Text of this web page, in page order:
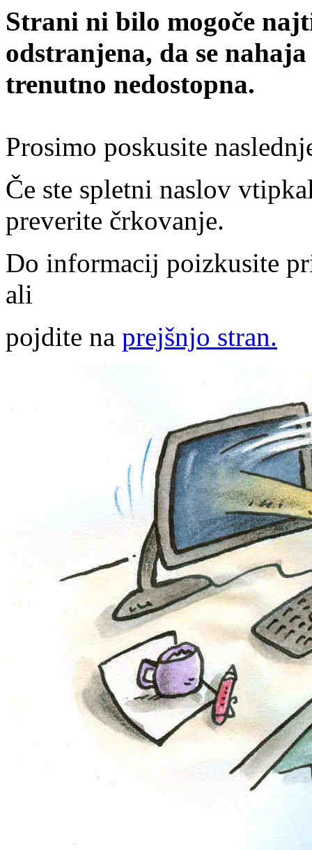
Strani ni bilo mogoče
odstranjena, da se
trenutno nedostopna.
Prosimo poskusite
Če ste spletni naslov
preverite črkovanje.
Do informacij poizkusite
ali
pojdite na prejšnjo stran.